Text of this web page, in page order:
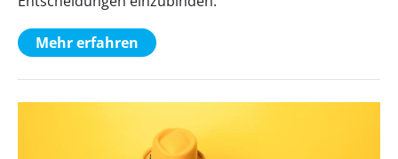
Mehr erfahren